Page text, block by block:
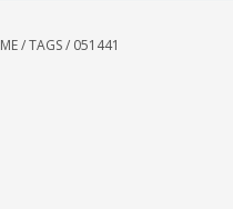
/TAGS/ 051441